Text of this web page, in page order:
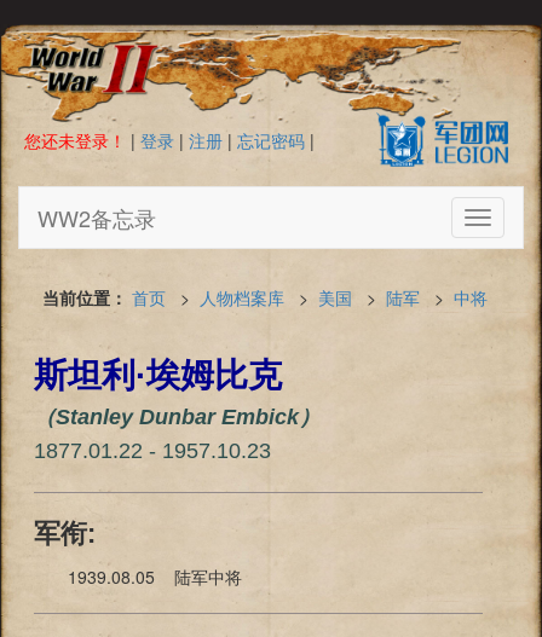
您还未登录！ | 登录 | 注册 | 忘记密码 |
Toggle
WW2备忘录
当前位置： 首页 > 人物档案库 > 美国 > 陆军 > 中将
斯坦利·埃姆比克
（Stanley Dunbar Embick）
1877.01.22 - 1957.10.23
军衔:
1939.08.05 陆军中将